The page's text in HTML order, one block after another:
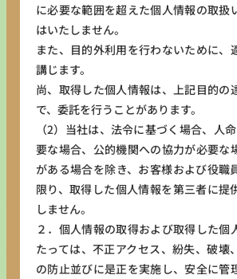
に必要な範囲を超えた個人情報の取扱
はいたしません。
また、目的外利用を行わないために、
講じます。
尚、取得した個人情報は、上記目的の
で、委託を行うことがあります。
（2）当社は、法令に基づく場合、人
要な場合、公的機関への協力が必要な
がある場合を除き、お客様および役職
限り、取得した個人情報を第三者に提
しません。
２．個人情報の取得および取得した個
たっては、不正アクセス、紛失、破壊
の防止並びに是正を実施し、安全に管